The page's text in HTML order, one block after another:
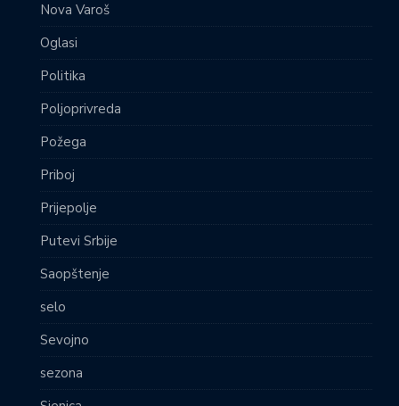
Nova Varoš
Oglasi
Politika
Poljoprivreda
Požega
Priboj
Prijepolje
Putevi Srbije
Saopštenje
selo
Sevojno
sezona